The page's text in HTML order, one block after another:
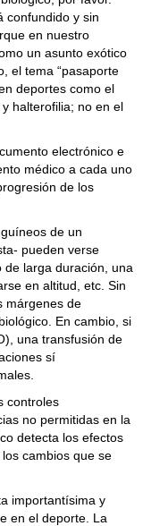
confundido y sin
en nuestro
un asunto exótico
el tema “pasaporte
deportes como el
halterofilia; no en el
electrónico e
médico a cada uno
de los
de un
pueden verse
larga duración, una
en altitud, etc. Sin
márgenes de
En cambio, si
una transfusión de
sí
controles
no permitidas en la
detecta los efectos
cambios que se
importantísima y
en el deporte. La